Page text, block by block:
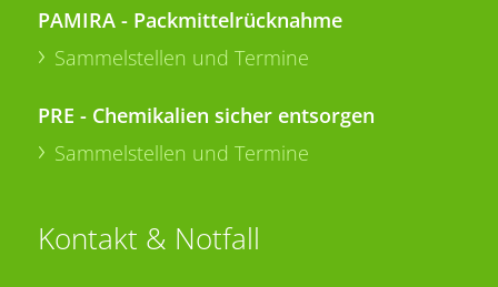
PAMIRA - Packmittelrücknahme
Sammelstellen und Termine
PRE - Chemikalien sicher entsorgen
Sammelstellen und Termine
Kontakt & Notfall